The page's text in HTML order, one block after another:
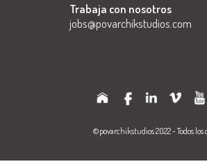
Trabaja con nosotros
jobs@povarchikstudios.com
©povarchikstudios 2022 - Todos los